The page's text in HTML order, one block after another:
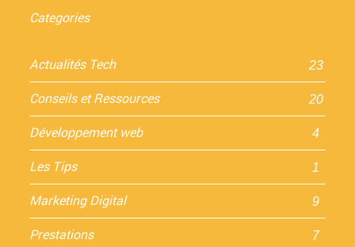
Categories
Actualités Tech 23
Conseils et Ressources 20
Développement web 4
Les Tips 1
Marketing Digital 9
Prestations 7